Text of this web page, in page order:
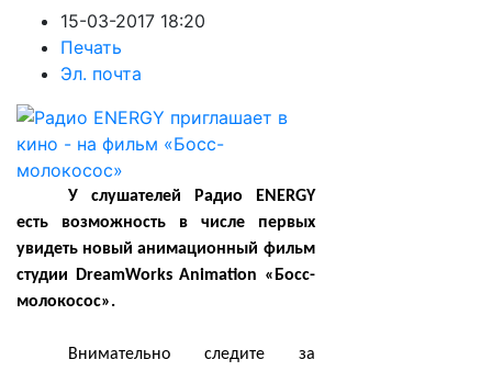
15-03-2017 18:20
Печать
Эл. почта
У слушателей Радио ENERGY
есть возможность в числе первых
увидеть новый анимационный фильм
студии DreamWorks Animation «Босс-
молокосос».
Внимательно следите за